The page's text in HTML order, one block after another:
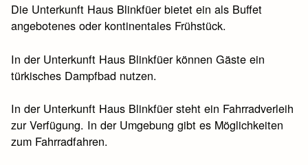
Die Unterkunft Haus Blinkfüer bietet ein als Buffet
angebotenes oder kontinentales Frühstück.
In der Unterkunft Haus Blinkfüer können Gäste ein
türkisches Dampfbad nutzen.
In der Unterkunft Haus Blinkfüer steht ein Fahrradverleih
zur Verfügung. In der Umgebung gibt es Möglichkeiten
zum Fahrradfahren.